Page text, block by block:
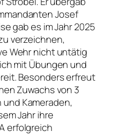
Josef
gab es im Jahr 2025
verzeichnen,
Wehr nicht untätig
mit Übungen und
Besonders erfreut
Zuwachs von 3
Kameraden,
Jahr ihre
erfolgreich